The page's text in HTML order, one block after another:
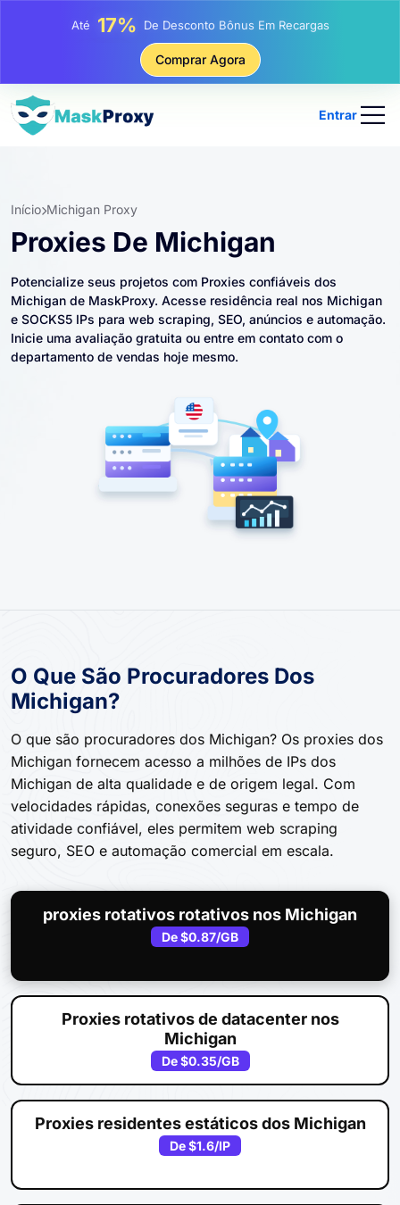
Até25%Desconto Em Compras Estáticas De IP
Desconto Em Compras Rotativas De IP
Comprar Agora
Entrar
Início Michigan Proxy
Proxies De Michigan
Potencialize seus projetos com Proxies confiáveis ​​dos
Michigan de MaskProxy. Acesse residência real nos Michigan
e SOCKS5 IPs para web scraping, SEO, anúncios e automação.
Inicie uma avaliação gratuita ou entre em contato com o
departamento de vendas hoje mesmo.
O Que São Procuradores Dos
Michigan?
O que são procuradores dos Michigan? Os proxies dos
Michigan fornecem acesso a milhões de IPs dos
Michigan de alta qualidade e de origem legal. Com
velocidades rápidas, conexões seguras e tempo de
atividade confiável, eles permitem web scraping
seguro, SEO e automação comercial em escala.
proxies rotativos rotativos nos Michigan
De$0.87/GB
Proxies rotativos de datacenter nos
Michigan
De$0.35/GB
Proxies residentes estáticos dos Michigan
De$1.6/IP